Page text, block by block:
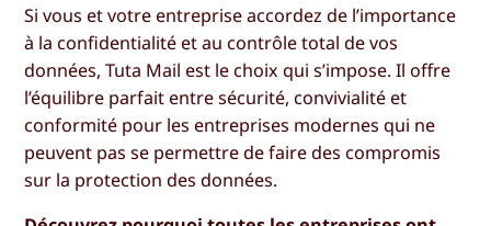
Si vous et votre entreprise accordez de l’importance
à la confidentialité et au contrôle total de vos
données, Tuta Mail est le choix qui s’impose. Il offre
l’équilibre parfait entre sécurité, convivialité et
conformité pour les entreprises modernes qui ne
peuvent pas se permettre de faire des compromis
sur la protection des données.